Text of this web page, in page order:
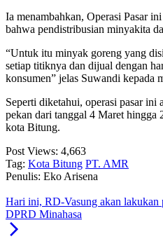
Ia menambahkan, Operasi Pasar
bahwa pendistribusian minyakita
“Untuk itu minyak goreng yang
setiap titiknya dan dijual dengan
konsumen” jelas Suwandi kepada
Seperti diketahui, operasi pasar ini
pekan dari tanggal 4 Maret hingga
kota Bitung.
Post Views: 4,663
Tag: Kota Bitung PT. AMR
Penulis: Eko Arisena
Hari ini, RD-Vasung akan lakukan
DPRD Minahasa